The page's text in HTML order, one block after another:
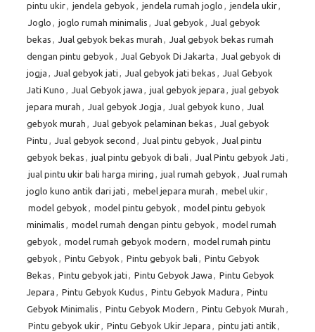
pintu ukir, jendela gebyok , jendela rumah joglo , jendela ukir,
Joglo , joglo rumah minimalis , Jual gebyok , Jual gebyok
bekas , Jual gebyok bekas murah , Jual gebyok bekas rumah
dengan pintu gebyok , Jual Gebyok Di Jakarta , Jual gebyok di
jogja , Jual gebyok jati , Jual gebyok jati bekas , Jual Gebyok
Jati Kuno , Jual Gebyok jawa , jual gebyok jepara , jual gebyok
jepara murah , Jual gebyok Jogja , Jual gebyok kuno , Jual
gebyok murah , Jual gebyok pelaminan bekas , Jual gebyok
Pintu , Jual gebyok second , Jual pintu gebyok , Jual pintu
gebyok bekas , jual pintu gebyok di bali , Jual Pintu gebyok Jati ,
jual pintu ukir bali harga miring , jual rumah gebyok , Jual rumah
joglo kuno antik dari jati , mebel jepara murah , mebel ukir,
model gebyok , model pintu gebyok , model pintu gebyok
minimalis , model rumah dengan pintu gebyok , model rumah
gebyok , model rumah gebyok modern , model rumah pintu
gebyok , Pintu Gebyok , Pintu gebyok bali , Pintu Gebyok
Bekas , Pintu gebyok jati , Pintu Gebyok Jawa , Pintu Gebyok
Jepara , Pintu Gebyok Kudus , Pintu Gebyok Madura , Pintu
Gebyok Minimalis , Pintu Gebyok Modern , Pintu Gebyok Murah ,
Pintu gebyok ukir, Pintu Gebyok Ukir Jepara , pintu jati antik ,